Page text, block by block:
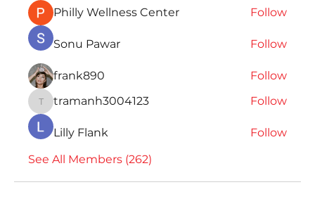
Philly Wellness Center
Follow
Sonu Pawar Follow
frank890 Follow
tramanh3004123
tramanh3004123 Follow
Lilly Flank
Follow
See All Members (262)